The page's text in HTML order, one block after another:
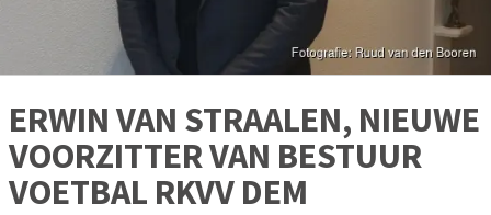
ERWIN VAN STRAALEN, NIEUWE
VOORZITTER VAN BESTUUR
VOETBAL RKVV DEM